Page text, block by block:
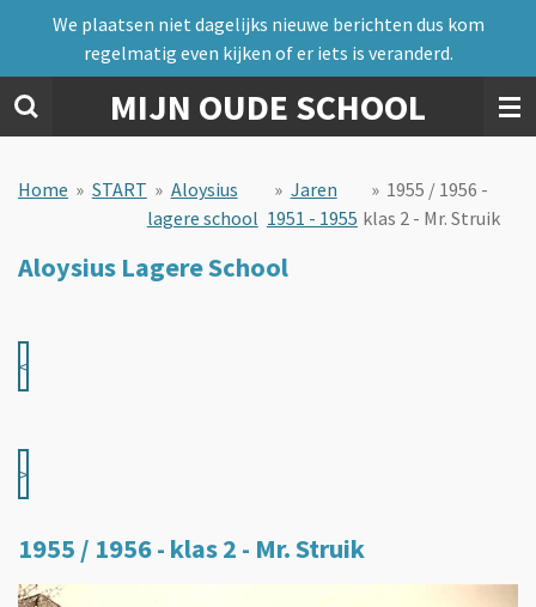
naar
de
hoofdinhoud
MIJN OUDE SCHOOL
We plaatsen niet dagelijks nieuwe berichten dus kom
regelmatig even kijken of er iets is veranderd.
Home » START » Aloysius
lagere school
» Jaren
1951 - 1955
» 1955 / 1956 -
klas 2 - Mr. Struik
Aloysius Lagere School
<
>
1955 / 1956 - klas 2 - Mr. Struik